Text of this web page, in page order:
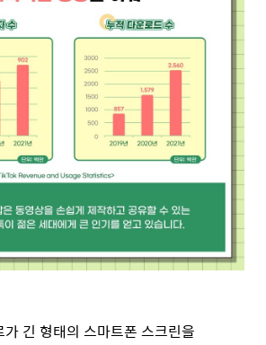
가 긴 형태의 스마트폰 스크린을